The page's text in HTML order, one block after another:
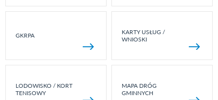
GKRPA
KARTY USŁUG /
WNIOSKI
LODOWISKO / KORT
TENISOWY
MAPA DRÓG
GMINNYCH